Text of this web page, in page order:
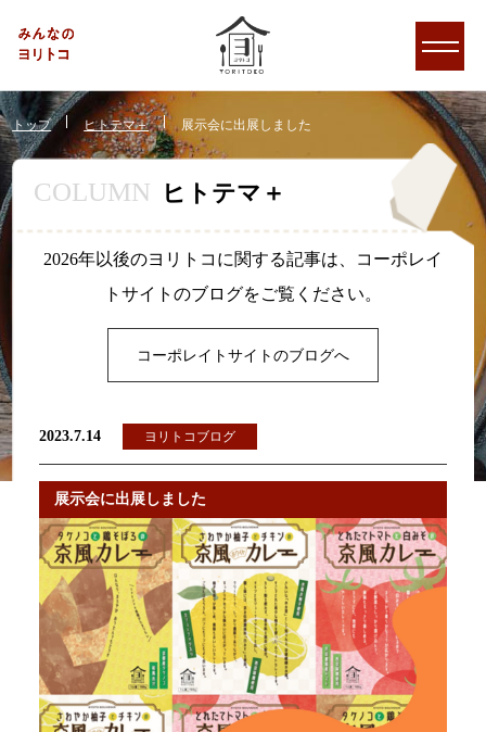
トップ ヒトテマ＋ 展示会に出展しました
COLUMN ヒトテマ＋
2026年以後のヨリトコに関する記事は、コーポレイ
トサイトのブログをご覧ください。
コーポレイトサイトのブログへ
2023.7.14 ヨリトコブログ
展示会に出展しました